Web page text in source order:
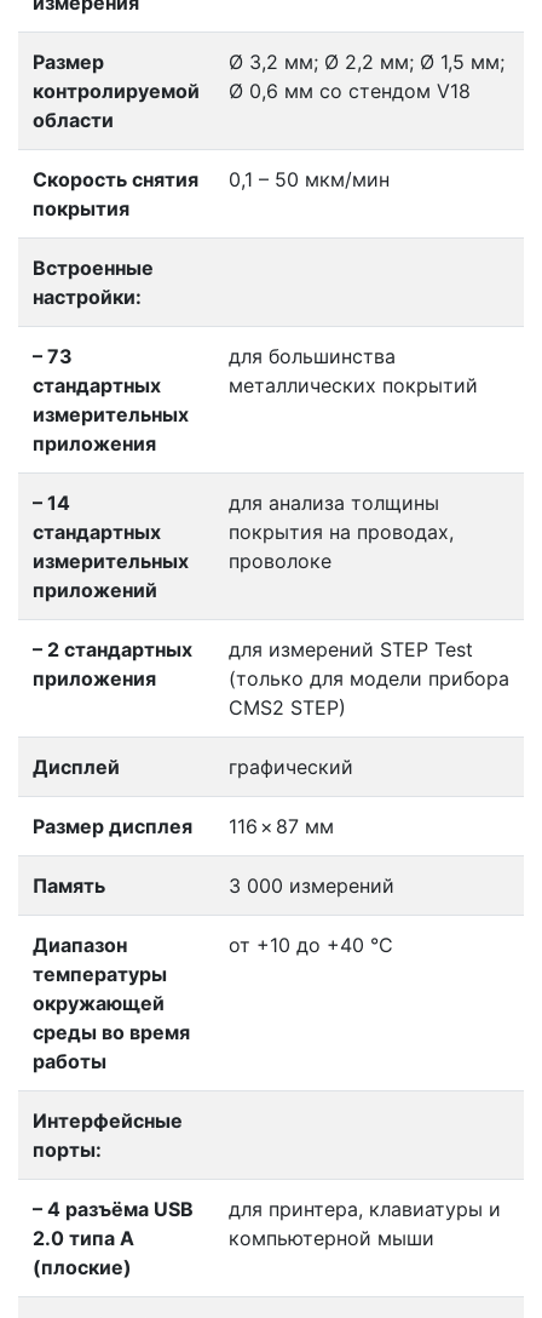
Размер
контролируемой
области
Ø 3,2 мм; Ø 2,2 мм; Ø 1,5 мм;
Ø 0,6 мм со стендом V18
Скорость снятия
покрытия
0,1 – 50 мкм/мин
Встроенные
настройки:
– 73
стандартных
измерительных
приложения
для большинства
металлических покрытий
– 14
стандартных
измерительных
приложений
для анализа толщины
покрытия на проводах,
проволоке
– 2 стандартных
приложения
для измерений STEP Test
(только для модели прибора
CMS2 STEP)
Дисплей графический
Размер дисплея 116 × 87 мм
Память 3 000 измерений
Диапазон
температуры
окружающей
среды во время
работы
от +10 до +40 °C
Интерфейсные
порты:
– 4 разъёма USB
2.0 типа А
(плоские)
для принтера, клавиатуры и
компьютерной мыши